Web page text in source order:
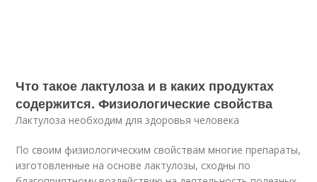
Что такое лактулоза и в каких продуктах
содержится. Физиологические свойства
Лактулоза необходим для здоровья человека
По своим физиологическим свойствам многие препараты,
изготовленные на основе лактулозы, сходны по